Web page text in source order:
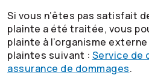
Si vous n’êtes pas satisfait
plainte a été traitée, vous
plainte à l’organisme
plaintes suivant : Service de
assurance de dommages.